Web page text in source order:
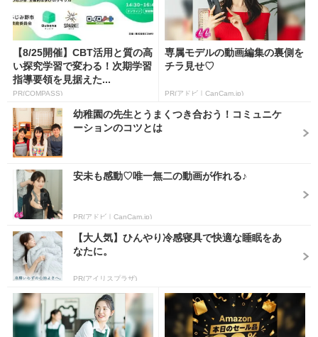
【8/25開催】CBT活用と質の高
い探究学習で変わる！次期学習
指導要領を見据えた...
PR(COMPASS)
専属モデルの動画編集の裏側を
チラ見せ♡
PR(アドビ｜CanCam.jp)
幼稚園の先生とうまくつき合おう！コミュニケ
ーションのコツとは
安未も感動♡唯一無二の動画が作れる♪
PR(アドビ｜CanCam.jp)
【大人気】ひんやり冷感寝具で快適な睡眠をあ
なたに。
PR(アイリスプラザ)